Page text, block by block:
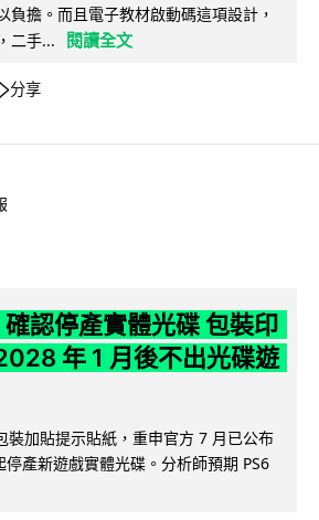
負擔。而且電子教材啟動碼這項設計，
二手...
閱讀全文
分享
認停產實體光碟 包裝印
年 1 月後不出光碟遊
裝加貼提示貼紙，重申官方 7 月已公布
產新遊戲實體光碟。分析師預期 PS6